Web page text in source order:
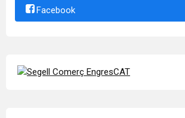
Facebook